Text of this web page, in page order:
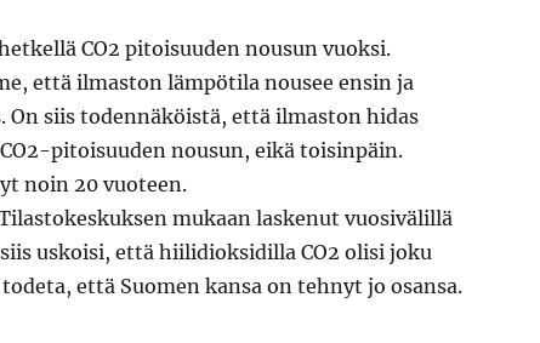
CO2 pitoisuuden nousun vuoksi.
että ilmaston lämpötila nousee ensin ja
On siis todennäköistä, että ilmaston hidas
pitoisuuden nousun, eikä toisinpäin.
noin 20 vuoteen.
mukaan laskenut vuosivälillä
uskoisi, että hiilidioksidilla CO2 olisi joku
että Suomen kansa on tehnyt jo osansa.